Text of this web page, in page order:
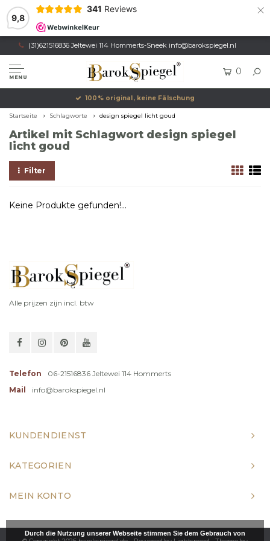
9,8
341 Reviews ×
(31)621516836 Jeltewei 114 Hommerts-Sneek info@barokspiegel.nl
MENU
0
100% original, keine Fälschung
Startseite Schlagworte design spiegel licht goud
Artikel mit Schlagwort design spiegel
licht goud
Filter
Keine Produkte gefunden!...
Alle prijzen zijn incl. btw
Telefon
06-21516836 Jeltewei 114 Hommerts
Mail
info@barokspiegel.nl
KUNDENDIENST
KATEGORIEN
MEIN KONTO
Durch die Nutzung unserer Webseite stimmen Sie dem Gebrauch von